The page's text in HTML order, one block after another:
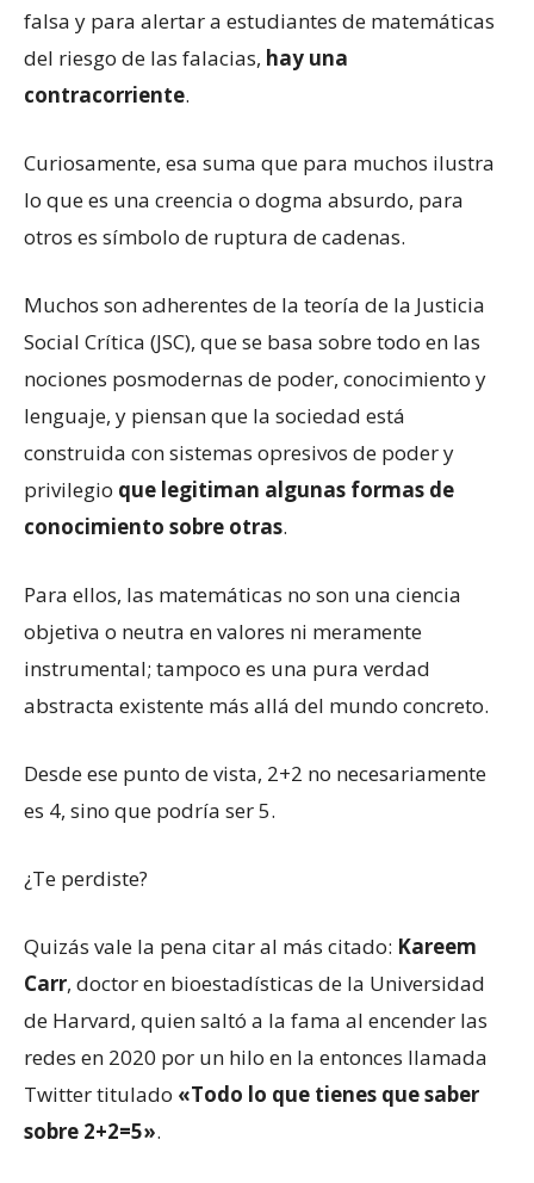
falsa y para alertar a estudiantes de matemáticas
del riesgo de las falacias, hay una
contracorriente.
Curiosamente, esa suma que para muchos ilustra
lo que es una creencia o dogma absurdo, para
otros es símbolo de ruptura de cadenas.
Muchos son adherentes de la teoría de la Justicia
Social Crítica (JSC), que se basa sobre todo en las
nociones posmodernas de poder, conocimiento y
lenguaje, y piensan que la sociedad está
construida con sistemas opresivos de poder y
privilegio que legitiman algunas formas de
conocimiento sobre otras.
Para ellos, las matemáticas no son una ciencia
objetiva o neutra en valores ni meramente
instrumental; tampoco es una pura verdad
abstracta existente más allá del mundo concreto.
Desde ese punto de vista, 2+2 no necesariamente
es 4, sino que podría ser 5.
¿Te perdiste?
Quizás vale la pena citar al más citado: Kareem
Carr, doctor en bioestadísticas de la Universidad
de Harvard, quien saltó a la fama al encender las
redes en 2020 por un hilo en la entonces llamada
Twitter titulado «Todo lo que tienes que saber
sobre 2+2=5».